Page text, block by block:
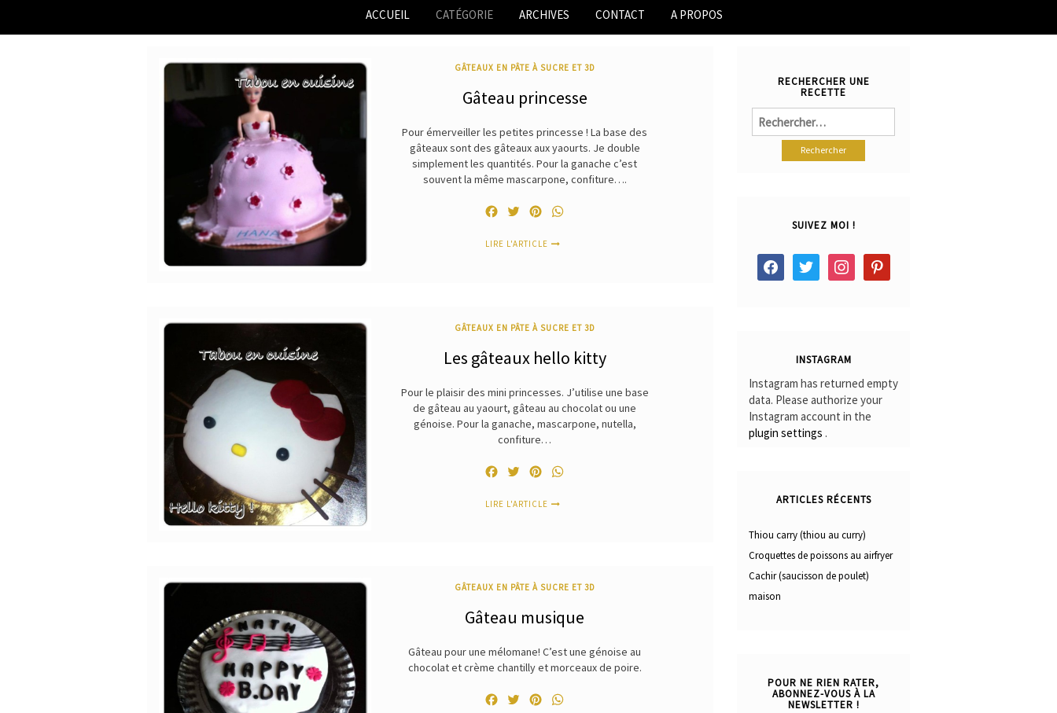
ACCUEIL CATÉGORIE ARCHIVES CONTACT A PROPOS
GÂTEAUX EN PÂTE À SUCRE ET 3D
Gâteau princesse
Pour émerveiller les petites princesse ! La base des
gâteaux sont des gâteaux aux yaourts. Je double
simplement les quantités. Pour la ganache c’est
souvent la même mascarpone, confiture….
FacebookTwitterPinterest
LIRE L'ARTICLE
GÂTEAUX EN PÂTE À SUCRE ET 3D
Les gâteaux hello kitty
Pour le plaisir des mini princesses. J’utilise une base
de gâteau au yaourt, gâteau au chocolat ou une
génoise. Pour la ganache, mascarpone, nutella,
confiture…
FacebookTwitterPinterest
LIRE L'ARTICLE
GÂTEAUX EN PÂTE À SUCRE ET 3D
Gâteau musique
Gâteau pour une mélomane! C’est une génoise au
chocolat et crème chantilly et morceaux de poire.
FacebookTwitterPinterest
RECHERCHER UNE
RECETTE
Rechercher :
SUIVEZ MOI !
facebook twitter instagram pinterest
INSTAGRAM
Instagram has returned empty
data. Please authorize your
Instagram account in the
plugin settings .
ARTICLES RÉCENTS
Thiou carry (thiou au curry)
Croquettes de poissons au airfryer
Cachir (saucisson de poulet)
maison
POUR NE RIEN RATER,
ABONNEZ-VOUS À LA
NEWSLETTER !